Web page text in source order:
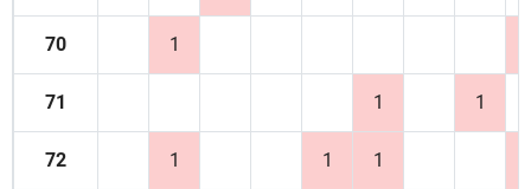
70 1
71 1 1
72 1 1 1